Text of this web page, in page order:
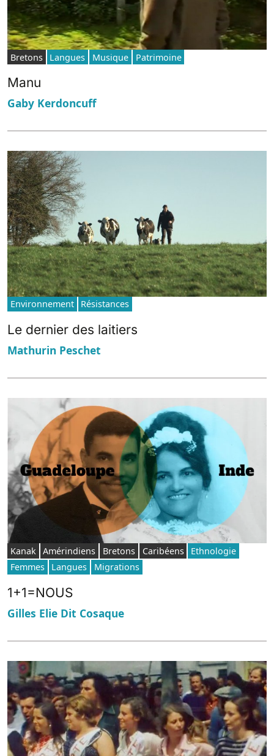
Bretons Langues Musique Patrimoine
Manu
Gaby Kerdoncuff
Environnement Résistances
Le dernier des laitiers
Mathurin Peschet
Kanak Amérindiens Bretons Caribéens
Ethnologie
Femmes
Langues Migrations
1+1=NOUS
Gilles Elie Dit Cosaque